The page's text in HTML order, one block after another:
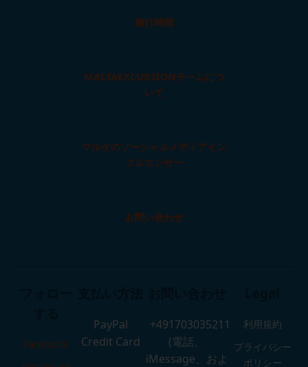
旅行時間
MALTAEXCURSIONチームにつ
いて
マルタのソーシャルメディアイン
フルエンサー
お問い合わせ
Facebook
PayPal
Credit Card
+491703035211
(電話、
iMessage、およ
利用規約
プライバシー
ポリシー